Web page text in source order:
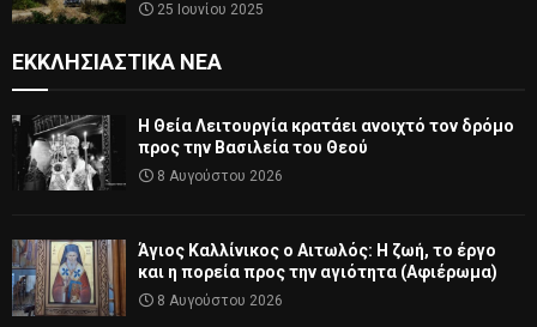
25 Ιουνίου 2025
ΕΚΚΛΗΣΙΑΣΤΙΚΆ ΝΈΑ
Η Θεία Λειτουργία κρατάει ανοιχτό τον δρόμο
προς την Βασιλεία του Θεού
8 Αυγούστου 2026
Άγιος Καλλίνικος ο Αιτωλός: Η ζωή, το έργο
και η πορεία προς την αγιότητα (Αφιέρωμα)
8 Αυγούστου 2026